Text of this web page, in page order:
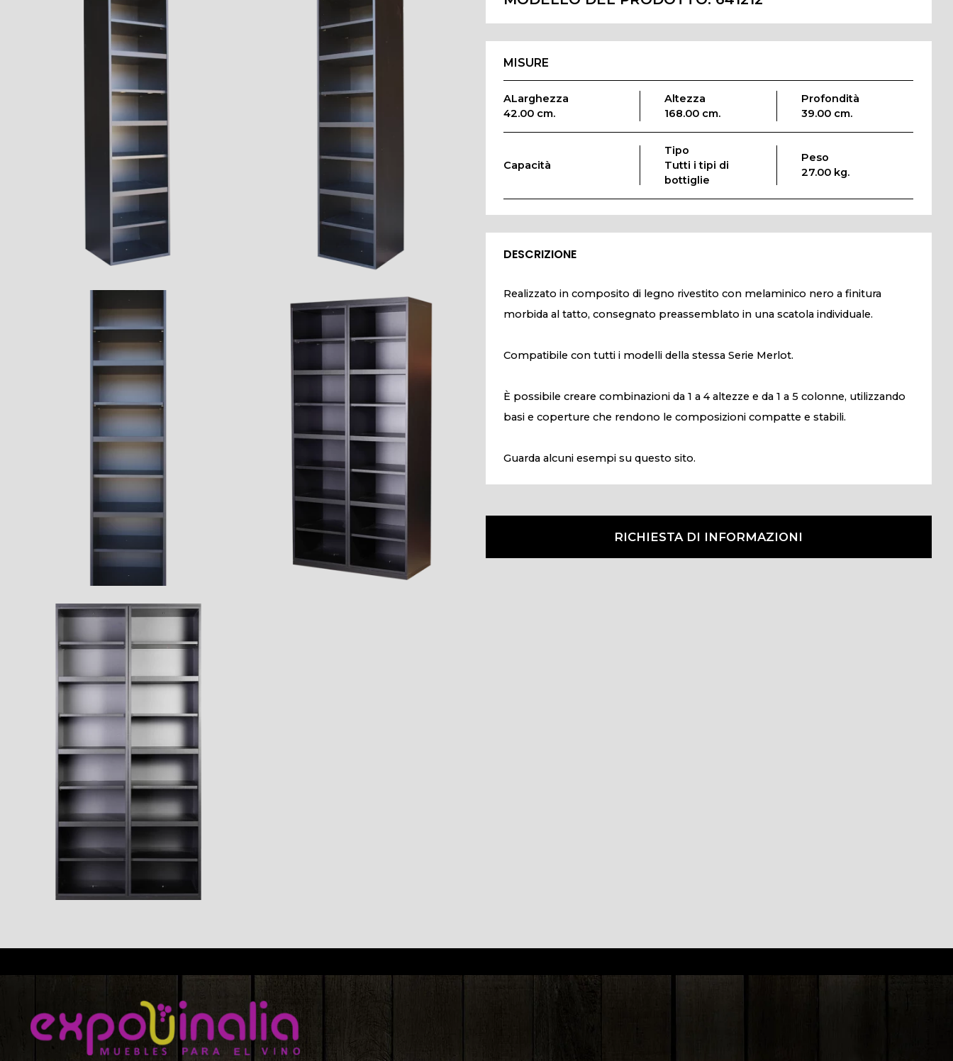
MISURE
ALarghezza
42.00 cm.
Altezza
168.00 cm.
Profondità
39.00 cm.
Capacità
Tipo
Tutti i tipi di
bottiglie
Peso
27.00 kg.
DESCRIZIONE
Realizzato in composito di legno rivestito con melaminico nero a finitura
morbida al tatto, consegnato preassemblato in una scatola individuale.
Compatibile con tutti i modelli della stessa Serie Merlot.
È possibile creare combinazioni da 1 a 4 altezze e da 1 a 5 colonne, utilizzando
basi e coperture che rendono le composizioni compatte e stabili.
Guarda alcuni esempi su questo sito.
RICHIESTA DI INFORMAZIONI